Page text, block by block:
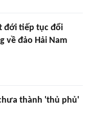
đới tiếp tục đổi
về đảo Hải Nam
thành 'thủ phủ'